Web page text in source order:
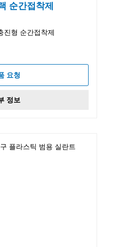
순간접착제
진형 순간접착제
요청
정보